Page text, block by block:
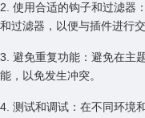
2. 使⽤合适的钩⼦和过滤器
和过滤器，以便与插件进⾏交
3. 避免重复功能：避免在主
能，以免发⽣冲突。
4. 测试和调试：在不同环境